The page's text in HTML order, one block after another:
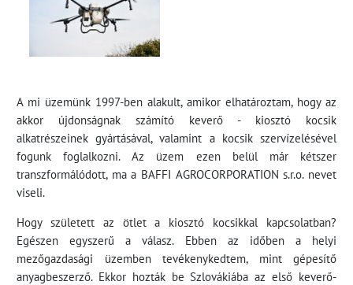
A mi üzemünk 1997-ben alakult, amikor elhatároztam, hogy az
akkor újdonságnak számító keverő - kiosztó kocsik
alkatrészeinek gyártásával, valamint a kocsik szervízelésével
fogunk foglalkozni. Az üzem ezen belül már kétszer
transzformálódott, ma a BAFFI AGROCORPORATION s.r.o. nevet
viseli.
Hogy született az ötlet a kiosztó kocsikkal kapcsolatban?
Egészen egyszerű a válasz. Ebben az időben a helyi
mezőgazdasági üzemben tevékenykedtem, mint gépesítő
anyagbeszerző. Ekkor hozták be Szlovákiába az első keverő-